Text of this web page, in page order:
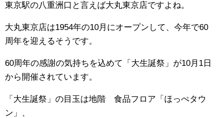
東京駅の八重洲口と言えば大丸東京店ですよね。
大丸東京店は1954年の10月にオープンして、今年で60
周年を迎えるそうです。
60周年の感謝の気持ちを込めて「大生誕祭」が10月1日
から開催されています。
「大生誕祭」の目玉は地階 食品フロア「ほっぺタウ
ン」、